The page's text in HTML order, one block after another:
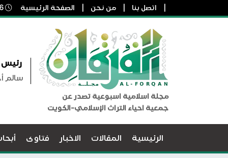
اتصل بنا من نحن الصفحة الرئيسية
مجلة اسلامية اسبوعية تصدر عن
جمعية احياء التراث الإسلامي-الكويت
رئيس
سالم
الرئيسية المقالات الاخبار فتاوى